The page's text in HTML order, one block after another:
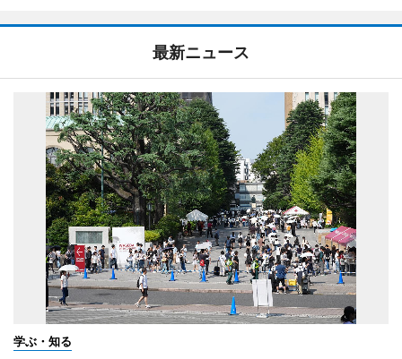
最新ニュース
学ぶ・知る